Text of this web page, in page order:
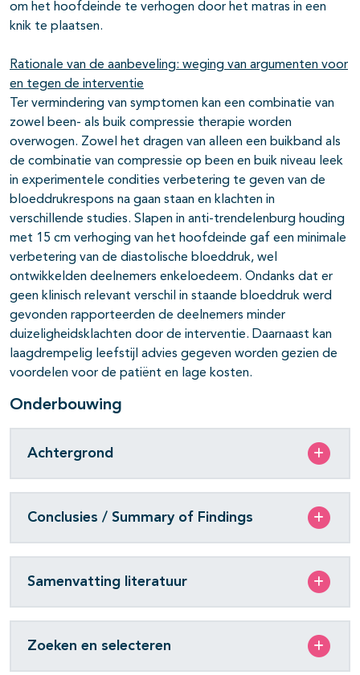
om het hoofdeinde te verhogen door het matras in een
knik te plaatsen.
Rationale van de aanbeveling: weging van argumenten voor
en tegen de interventie
Ter vermindering van symptomen kan een combinatie van
zowel been- als buik compressie therapie worden
overwogen. Zowel het dragen van alleen een buikband als
de combinatie van compressie op been en buik niveau leek
in experimentele condities verbetering te geven van de
bloeddrukrespons na gaan staan en klachten in
verschillende studies. Slapen in anti-trendelenburg houding
met 15 cm verhoging van het hoofdeinde gaf een minimale
verbetering van de diastolische bloeddruk, wel
ontwikkelden deelnemers enkeloedeem. Ondanks dat er
geen klinisch relevant verschil in staande bloeddruk werd
gevonden rapporteerden de deelnemers minder
duizeligheidsklachten door de interventie. Daarnaast kan
laagdrempelig leefstijl advies gegeven worden gezien de
voordelen voor de patiënt en lage kosten.
Onderbouwing
Achtergrond
Conclusies / Summary of Findings
Samenvatting literatuur
Zoeken en selecteren